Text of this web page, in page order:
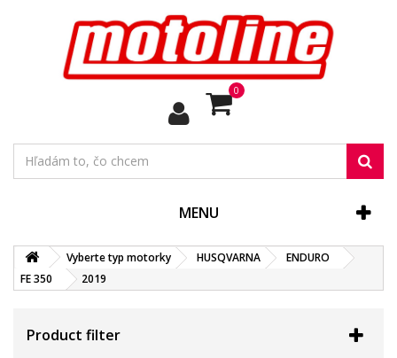
0
MENU
Vyberte typ motorky HUSQVARNA
ENDURO
FE 350
2019
Product filter